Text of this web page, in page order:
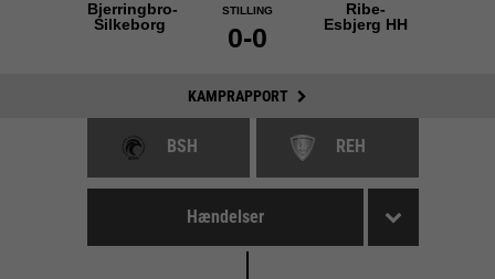
Bjerringbro-
Silkeborg
STILLING
0-0
Ribe-
Esbjerg HH
KAMPRAPPORT
BSH REH
Hændelser